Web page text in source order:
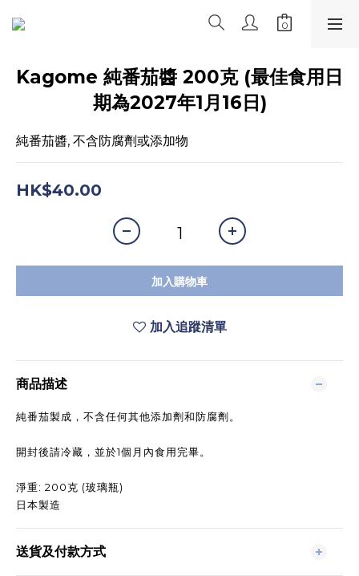
Kagome 純番茄醬 200克 (最佳食用日
期為2027年1月16日)
純番茄醬, 不含防腐劑或添加物
HK$40.00
加入購物車
加入追蹤清單
商品描述
純番茄製成，不含任何其他添加劑和防腐劑。
開封後請冷藏，並於1個月內食用完畢。
淨重: 200克 (玻璃瓶)
日本製造
送貨及付款方式